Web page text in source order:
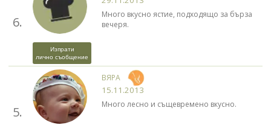
6.
Изпрати
лично съобщение
Много вкусно ястие, подходящо за бърза
вечеря.
5.
ВЯРА
15.11.2013
Много лесно и същевремено вкусно.